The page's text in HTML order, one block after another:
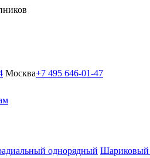
Москва+7 495 646-01-47
Шариковый